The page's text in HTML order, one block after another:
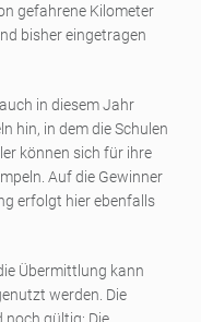
gefahrene Kilometer
bisher eingetragen
in diesem Jahr
hin, in dem die Schulen
können sich für ihre
Auf die Gewinner
erfolgt hier ebenfalls
Übermittlung kann
werden. Die